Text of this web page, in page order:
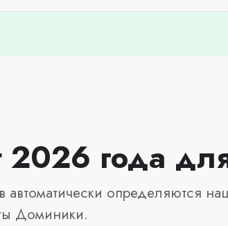
2026 года
определяются
Доминики.